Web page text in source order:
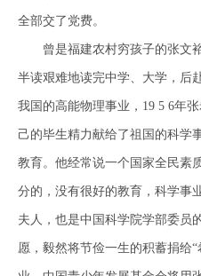
全部交了党费。
曾是福建农村穷孩子的张文
半读艰难地读完中学、大学，后
我国的高能物理事业，19 5 6年
己的毕生精力献给了祖国的科学
教育。他经常说一个国家全民素
分的，没有很好的教育，科学事
夫人，也是中国科学院学部委员
愿，毅然将节俭一生的积蓄捐给